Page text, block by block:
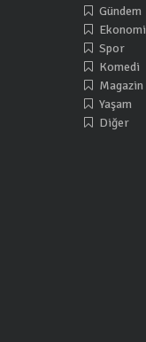
Gündem
Ekonomi
Spor
Komedi
Magazin
Yaşam
Diğer